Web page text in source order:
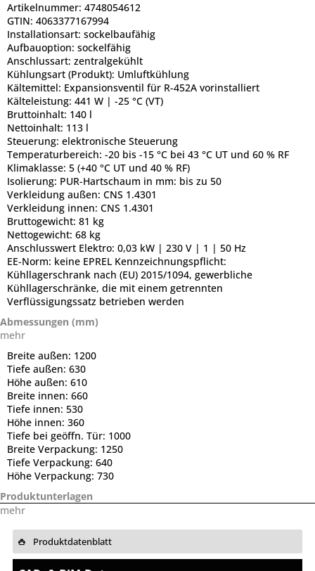
Artikelnummer: 4748054612
GTIN: 4063377167994
Installationsart: sockelbaufähig
Aufbauoption: sockelfähig
Anschlussart: zentralgekühlt
Kühlungsart (Produkt): Umluftkühlung
Kältemittel: Expansionsventil für R-452A vorinstalliert
Kälteleistung: 441 W | -25 °C (VT)
Bruttoinhalt: 140 l
Nettoinhalt: 113 l
Steuerung: elektronische Steuerung
Temperaturbereich: -20 bis -15 °C bei 43 °C UT und 60 % RF
Klimaklasse: 5 (+40 °C UT und 40 % RF)
Isolierung: PUR-Hartschaum in mm: bis zu 50
Verkleidung außen: CNS 1.4301
Verkleidung innen: CNS 1.4301
Bruttogewicht: 81 kg
Nettogewicht: 68 kg
Anschlusswert Elektro: 0,03 kW | 230 V | 1 | 50 Hz
EE-Norm: keine EPREL Kennzeichnungspflicht:
Kühllagerschrank nach (EU) 2015/1094, gewerbliche
Kühllagerschränke, die mit einem getrennten
Verflüssigungssatz betrieben werden
Abmessungen (mm)
mehr
Breite außen: 1200
Tiefe außen: 630
Höhe außen: 610
Breite innen: 660
Tiefe innen: 530
Höhe innen: 360
Tiefe bei geöffn. Tür: 1000
Breite Verpackung: 1250
Tiefe Verpackung: 640
Höhe Verpackung: 730
Produktunterlagen
mehr
Produktdatenblatt